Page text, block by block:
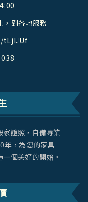
家證照，自備專業
年，為您的家具
個美好的開始。
，到各地服務
tLjIJUf